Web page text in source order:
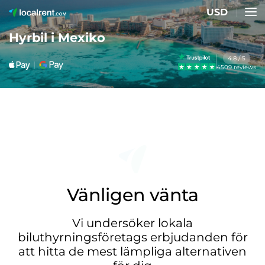
USD
Hyrbil i Mexiko
4.8 / 5
4509 reviews
Vänligen vänta
Vi undersöker lokala
biluthyrningsföretags erbjudanden för
att hitta de mest lämpliga alternativen